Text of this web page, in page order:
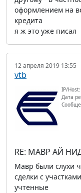
оформлением на
кредита
я ж это уже писал
12 апреля 2019 13:55
vtb
IP/
Дата
RE: МАВР АЙ
Мавр были слухи
сделки с
учтенные